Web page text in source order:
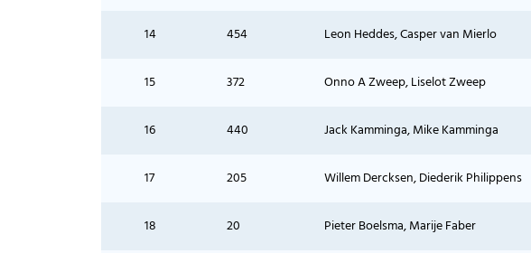
14 454 Leon Heddes, Casper van Mierlo
15 372 Onno A Zweep, Liselot Zweep
16 440 Jack Kamminga, Mike Kamminga
17 205 Willem Dercksen, Diederik Philippens
18 20 Pieter Boelsma, Marije Faber